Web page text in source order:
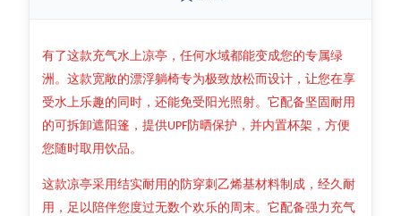
有了这款充气水上凉亭，任何水域都能变成您的专属绿
洲。这款宽敞的漂浮躺椅专为极致放松而设计，让您在享
受水上乐趣的同时，还能免受阳光照射。它配备坚固耐用
的可拆卸遮阳篷，提供UPF防晒保护，并内置杯架，方便
您随时取用饮品。
这款凉亭采用结实耐用的防穿刺乙烯基材料制成，经久耐
用，足以陪伴您度过无数个欢乐的周末。它配备强力充气